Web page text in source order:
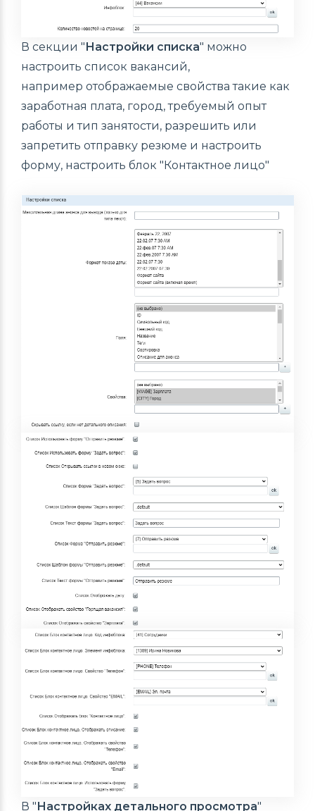
В секции "Настройки списка" можно
настроить список вакансий,
например отображаемые свойства такие как
заработная плата, город, требуемый опыт
работы и тип занятости, разрешить или
запретить отправку резюме и настроить
форму, настроить блок "Контактное лицо"
В " Настройках детального просмотра"